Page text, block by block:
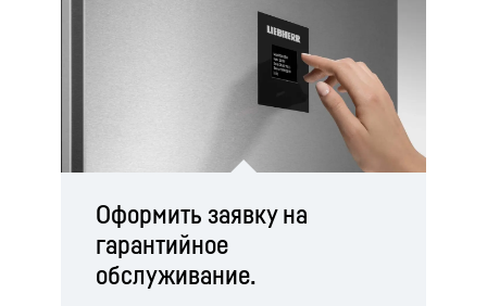
Оформить заявку на
гарантийное
обслуживание.